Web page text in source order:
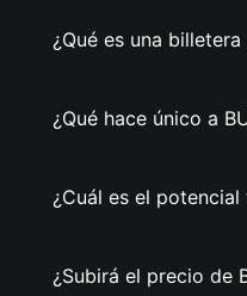
¿Qué es una billetera
¿Qué hace único a
¿Cuál es el potencial
¿Subirá el precio de